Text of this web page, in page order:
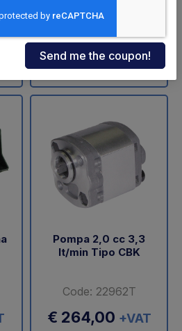
€ 60,05
Available
Pompa 2,0 cc 3,3
lt/min Tipo CBK
Code: 22962T
€ 264,00 +VAT